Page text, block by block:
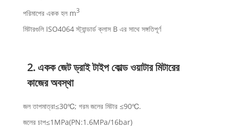
পরিমাপের একক হল m3
মিটারগুলি ISO4064 স্ট্যান্ডার্ড ক্লাস B এর সাথে সঙ্গতিপূর্ণ
2. একক জেট ড্রাই টাইপ কোল্ড ওয়াটার মিটারের
কাজের অবস্থা
জল তাপমাত্রা≤30℃; গরম জলের মিটার ≤90℃.
জলের চাপ≤1MPa(PN:1.6MPa/16bar)